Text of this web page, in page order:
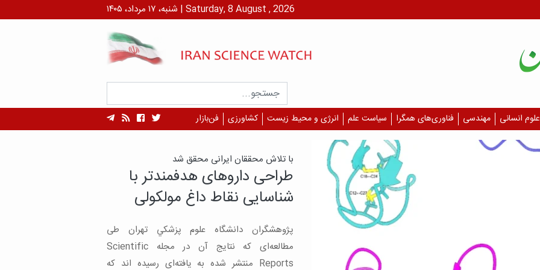
شنبه، ۱۷ مرداد، ۱۴۰۵ | Saturday, 8 August , 2026
علوم انسانی مهندسی فناوری‌های همگرا سیاست علم انرژی و محیط زیست کشاورزی فن‌بازار
یافته‌های یک مطالعه:
آسیب‌های اچ‌آی‌وی به شبکیه
چشم را با وجود بینایی جدی
بگیرید/ ابزار کنترل در دسترس
است